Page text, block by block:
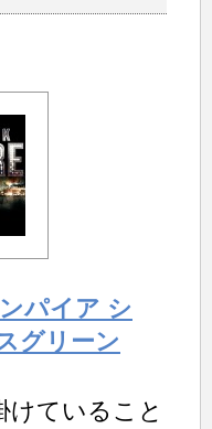
パイア シ
グリーン
けていること